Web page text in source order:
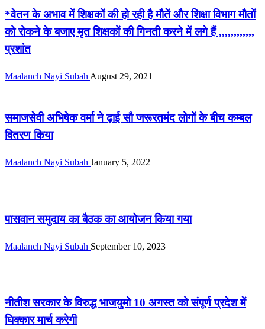
*वेतन के अभाव में शिक्षकों की हो रही है मौतें और शिक्षा विभाग मौतों
को रोकने के बजाए मृत शिक्षकों की गिनती करने में लगे हैं ,,,,,,,,,,,,
प्रशांत
Maalanch Nayi Subah August 29, 2021
समाजसेवी अभिषेक वर्मा ने ढ़ाई सौ जरूरतमंद लोगों के बीच कम्बल
वितरण किया
Maalanch Nayi Subah January 5, 2022
पासवान समुदाय का बैठक का आयोजन किया गया
Maalanch Nayi Subah September 10, 2023
नीतीश सरकार के विरुद्ध भाजयुमो 10 अगस्त को संपूर्ण प्रदेश में
धिक्कार मार्च करेगी